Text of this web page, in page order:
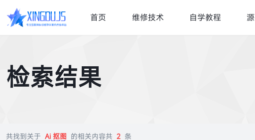
首页 维修技术 自学教程
检索结果
共找到关于 Ai 抠图 的相关内容共 2 条